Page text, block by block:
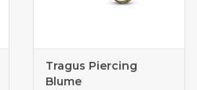
Tragus Piercing
Blume